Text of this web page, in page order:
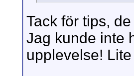
Tack för tips,
Jag kunde inte
upplevelse!